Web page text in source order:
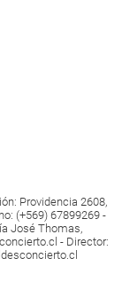
Providencia 2608,
(+569) 67899269 -
José Thomas,
- Director: